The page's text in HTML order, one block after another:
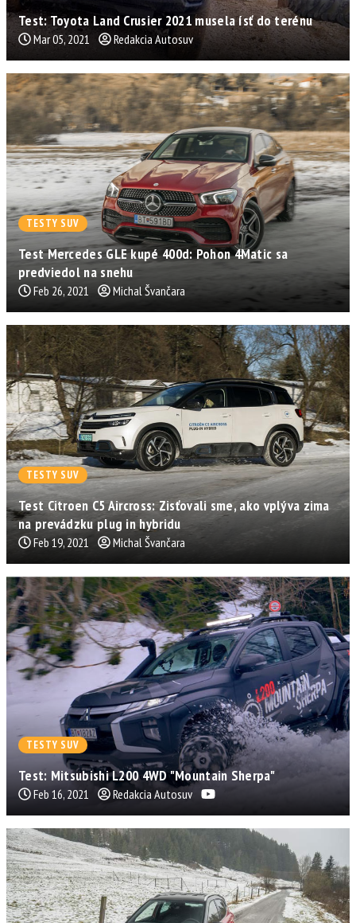
Test: Toyota Land Crusier 2021 musela ísť do terénu
Mar 05, 2021 Redakcia Autosuv
TESTY SUV
Test Mercedes GLE kupé 400d: Pohon 4Matic sa
predviedol na snehu
Feb 26, 2021 Michal Švančara
TESTY SUV
Test Citroen C5 Aircross: Zisťovali sme, ako vplýva zima
na prevádzku plug in hybridu
Feb 19, 2021 Michal Švančara
TESTY SUV
Test: Mitsubishi L200 4WD "Mountain Sherpa"
Feb 16, 2021 Redakcia Autosuv